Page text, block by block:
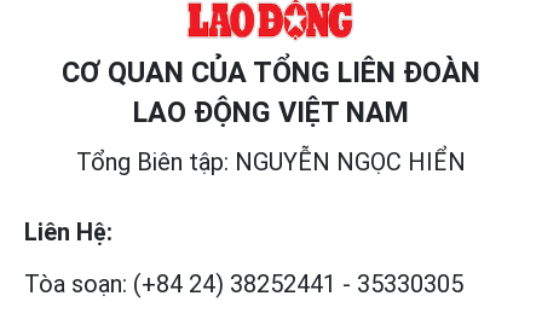
CƠ QUAN CỦA TỔNG LIÊN ĐOÀN
LAO ĐỘNG VIỆT NAM
Tổng Biên tập: NGUYỄN NGỌC HIỂN
Liên Hệ:
Tòa soạn: (+84 24) 38252441 - 35330305